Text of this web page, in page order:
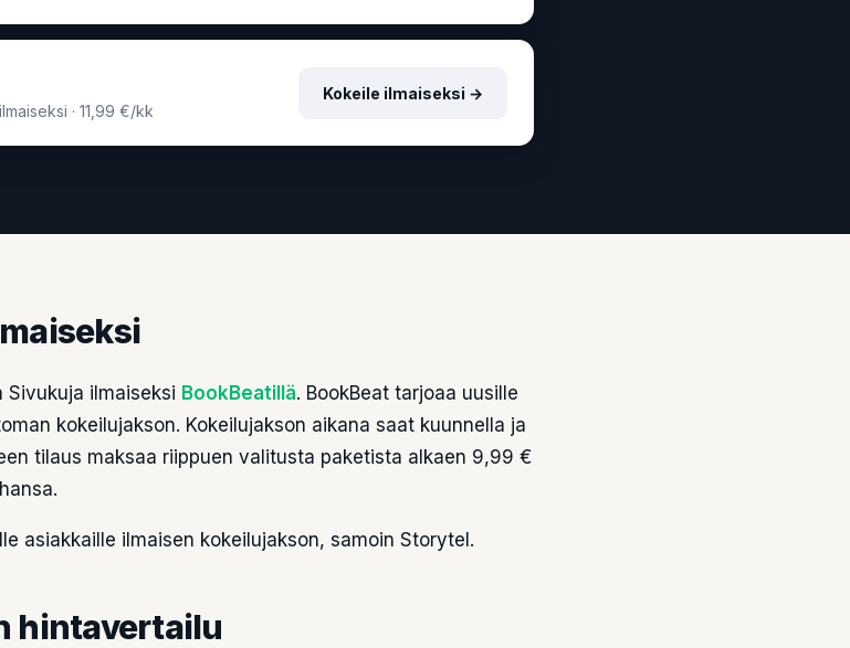
· 11,99 €/kk
Kokeile ilmaiseksi →
ilmaiseksi BookBeatillä. BookBeat tarjoaa uusille
kokeilujakson. Kokeilujakson aikana saat kuunnella ja
tilaus maksaa riippuen valitusta paketista alkaen 9,99 €
asiakkaille ilmaisen kokeilujakson, samoin Storytel.
hintavertailu